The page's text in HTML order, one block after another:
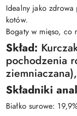
Idealny jako zdrowa
kotów.
Bogaty w mięso, co
Skład:
pochodzenia
Składniki
Białko surowe: